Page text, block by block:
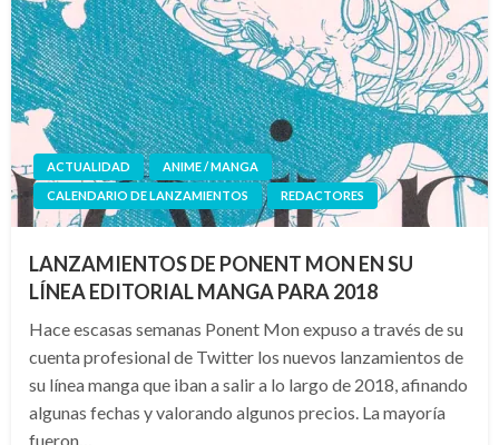
ACTUALIDAD
ANIME / MANGA
CALENDARIO DE LANZAMIENTOS
REDACTORES
LANZAMIENTOS DE PONENT MON EN SU
LÍNEA EDITORIAL MANGA PARA 2018
Hace escasas semanas Ponent Mon expuso a través de su
cuenta profesional de Twitter los nuevos lanzamientos de
su línea manga que iban a salir a lo largo de 2018, afinando
algunas fechas y valorando algunos precios. La mayoría
fueron…